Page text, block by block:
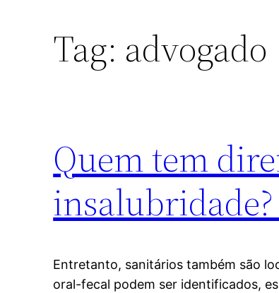
Tag: advogado
Quem tem
Entretanto, sanitários também são
oral-fecal podem ser identificados,